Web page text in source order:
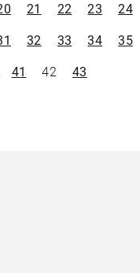
21 22 23 24
32 33 34 35
41 42 43